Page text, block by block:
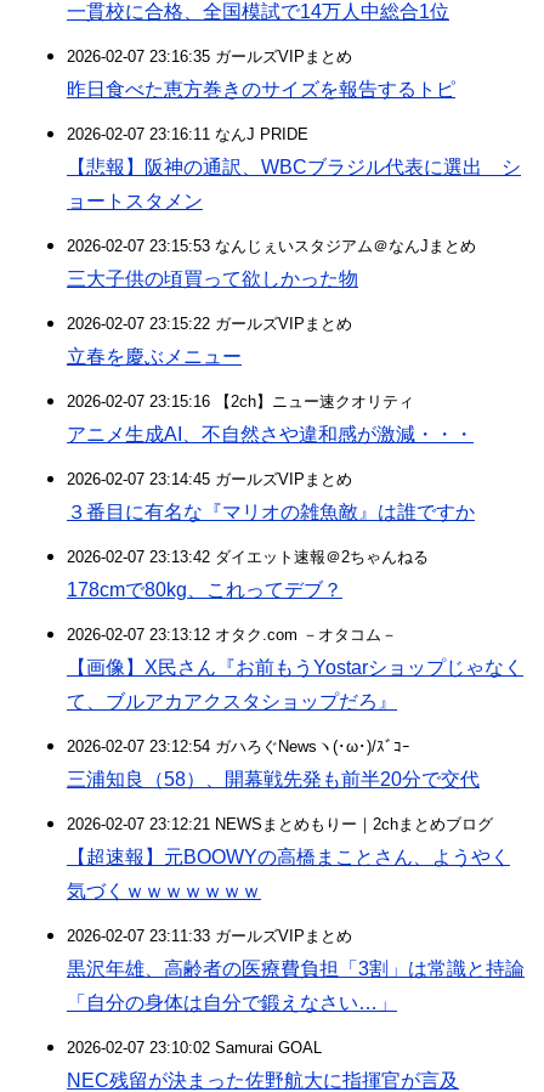
一貫校に合格、全国模試で14万人中総合1位
2026-02-07 23:16:35 ガールズVIPまとめ
昨日食べた恵方巻きのサイズを報告するトピ
2026-02-07 23:16:11 なんJ PRIDE
【悲報】阪神の通訳、WBCブラジル代表に選出 シ
ョートスタメン
2026-02-07 23:15:53 なんじぇいスタジアム＠なんJまとめ
三大子供の頃買って欲しかった物
2026-02-07 23:15:22 ガールズVIPまとめ
立春を慶ぶメニュー
2026-02-07 23:15:16 【2ch】ニュー速クオリティ
アニメ生成AI、不自然さや違和感が激減・・・
2026-02-07 23:14:45 ガールズVIPまとめ
３番目に有名な『マリオの雑魚敵』は誰ですか
2026-02-07 23:13:42 ダイエット速報＠2ちゃんねる
178cmで80kg、これってデブ？
2026-02-07 23:13:12 オタク.com －オタコム－
【画像】X民さん『お前もうYostarショップじゃなく
て、ブルアカアクスタショップだろ』
2026-02-07 23:12:54 ガハろぐNewsヽ(･ω･)/ｽﾞｺｰ
三浦知良（58）、開幕戦先発も前半20分で交代
2026-02-07 23:12:21 NEWSまとめもりー｜2chまとめブログ
【超速報】元BOOWYの高橋まことさん、ようやく
気づくｗｗｗｗｗｗｗ
2026-02-07 23:11:33 ガールズVIPまとめ
黒沢年雄、高齢者の医療費負担「3割」は常識と持論
「自分の身体は自分で鍛えなさい…」
2026-02-07 23:10:02 Samurai GOAL
NEC残留が決まった佐野航大に指揮官が言及